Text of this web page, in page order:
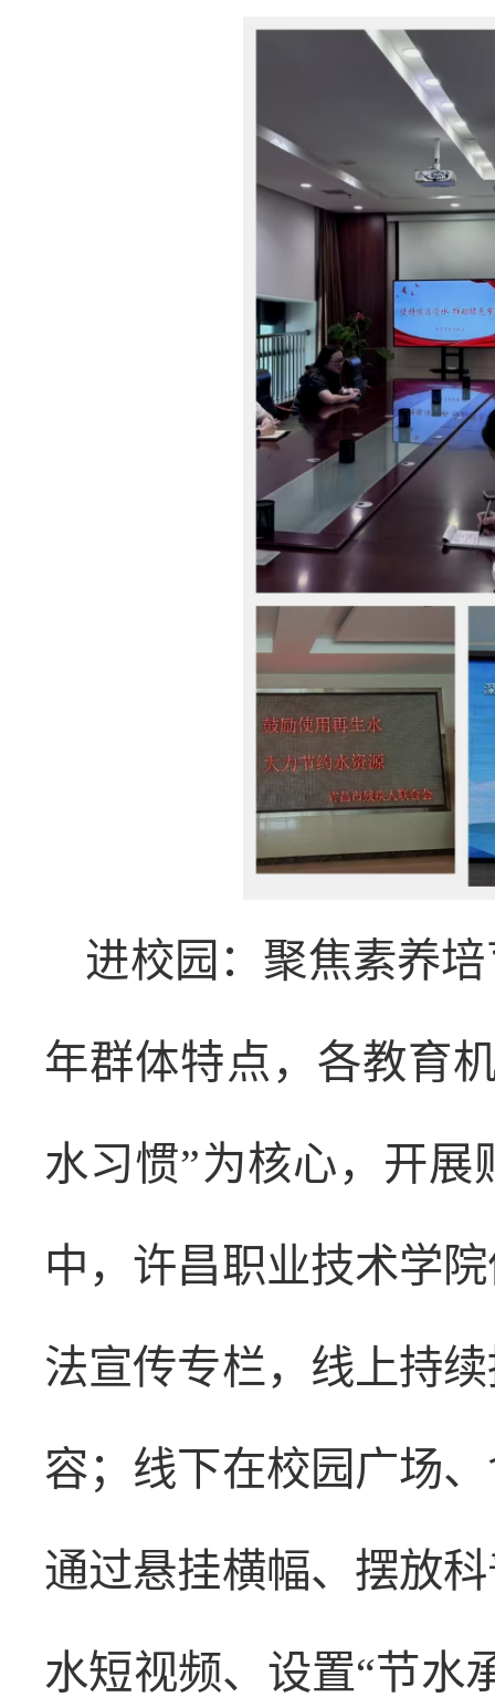
进校园：聚焦素养
年群体特点，各教育
水习惯”为核心，开
中，许昌职业技术学
法宣传专栏，线上持
容；线下在校园广场
通过悬挂横幅、摆放
水短视频、设置“节水